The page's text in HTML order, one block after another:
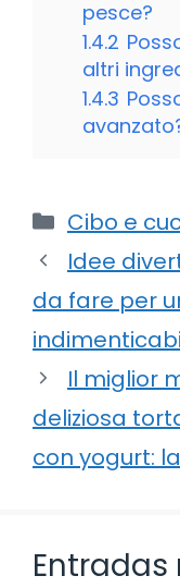
pesce?
1.4.2
altri
1.4.3
Categorie
Cibo e
Idee
da fare per
Il miglior
deliziosa
con yogurt:
Entradas